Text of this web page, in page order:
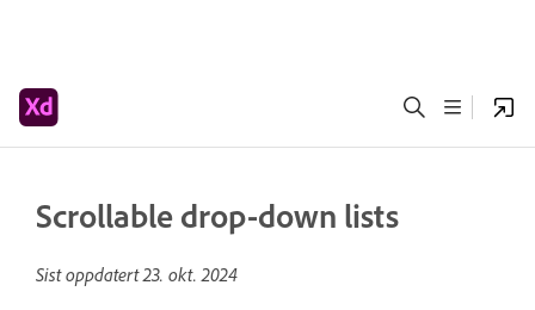
Scrollable drop-down lists
Sist oppdatert23. okt. 2024